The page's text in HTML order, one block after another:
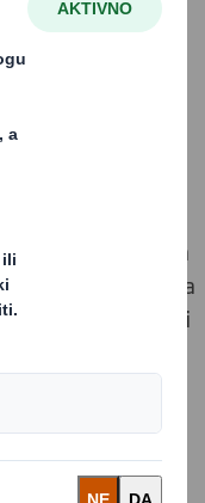
se mijenja
konstantno
svoja
tehnologije mijenja
očekujemo da
nama, dostupni
te isporučeni na
načinu života.
manjim utjecajem